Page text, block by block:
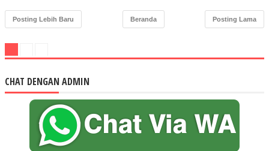
Posting Lebih Baru Posting Lama
Beranda
CHAT DENGAN ADMIN